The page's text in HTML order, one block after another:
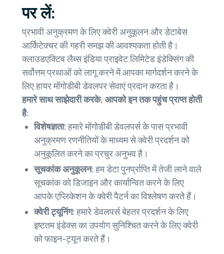
पर लें:
प्रभावी अनुक्रमण के लिए क्वेरी अनुकूलन और डेटाबेस
आर्किटेक्चर की गहरी समझ की आवश्यकता होती है।
क्लाउडएक्टिव लैब्स इंडिया प्राइवेट लिमिटेड इंडेक्सिंग की
सर्वोत्तम प्रथाओं को लागू करने में आपका मार्गदर्शन करने के
लिए हायर मोंगोडीबी डेवलपर सेवाएं प्रदान करता है।
हमारे साथ साझेदारी करके, आपको इन तक पहुंच प्राप्त होती
है:
विशेषज्ञता:हमारे मोंगोडीबी डेवलपर्स के पास प्रभावी
अनुक्रमण रणनीतियों के माध्यम से क्वेरी प्रदर्शन को
अनुकूलित करने का प्रचुर अनुभव है।
सूचकांक अनुकूलन:हम डेटा पुनर्प्राप्ति में तेजी लाने वाले
सूचकांक को डिजाइन और कार्यान्वित करने के लिए
आपके एप्लिकेशन के क्वेरी पैटर्न का विश्लेषण करते हैं।
क्वेरी ट्यूनिंग:हमारे डेवलपर्स बेहतर प्रदर्शन के लिए
इष्टतम इंडेक्स का उपयोग सुनिश्चित करने के लिए क्वेरी
को फाइन-ट्यून करते हैं।